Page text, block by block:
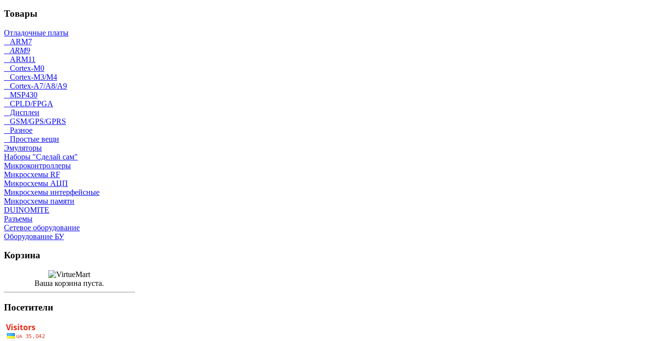
Товары
Отладочные платы
ARM7
ARM9
ARM11
Cortex-M0
Cortex-M3/M4
Cortex-A7/A8/A9
MSP430
CPLD/FPGA
Дисплеи
GSM/GPS/GPRS
Разное
Простые вещи
Эмуляторы
Наборы "Сделай сам"
Микроконтроллеры
Микросхемы RF
Микросхемы АЦП
Микросхемы интерфейсные
Микросхемы памяти
DUINOMITE
Разъемы
Сетевое оборудование
Оборудование БУ
Корзина
Ваша корзина пуста.
Посетители